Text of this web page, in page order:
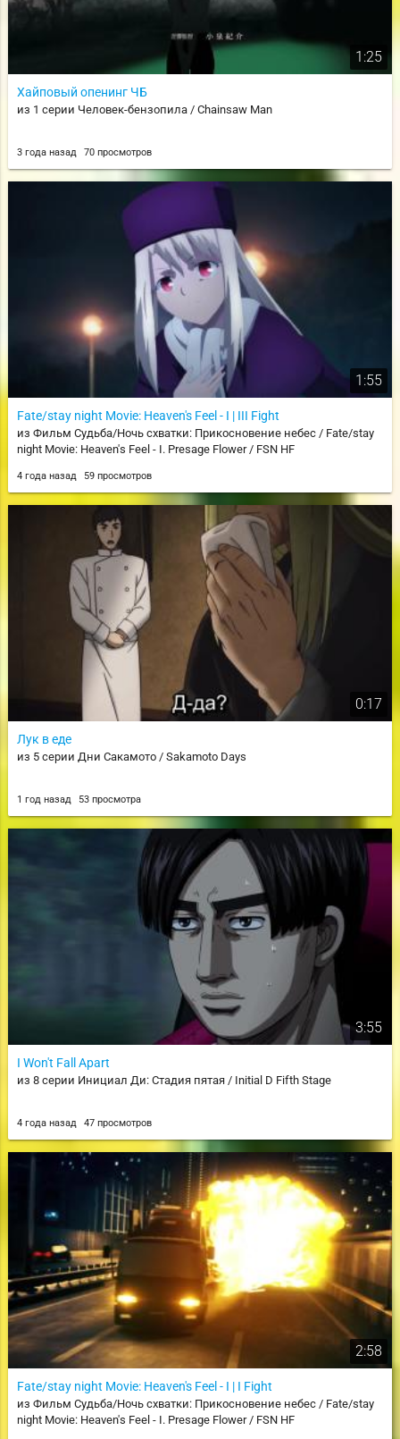
1:25
Хайповый опенинг ЧБ
из 1 серии Человек-бензопила / Chainsaw Man
3 года назад 70 просмотров
1:55
Fate/stay night Movie: Heaven's Feel - I | III Fight
из Фильм Судьба/Ночь схватки: Прикосновение небес / Fate/stay
night Movie: Heaven's Feel - I. Presage Flower / FSN HF
4 года назад 59 просмотров
0:17
Лук в еде
из 5 серии Дни Сакамото / Sakamoto Days
1 год назад 53 просмотра
3:55
I Won't Fall Apart
из 8 серии Инициал Ди: Стадия пятая / Initial D Fifth Stage
4 года назад 47 просмотров
2:58
Fate/stay night Movie: Heaven's Feel - I | I Fight
из Фильм Судьба/Ночь схватки: Прикосновение небес / Fate/stay
night Movie: Heaven's Feel - I. Presage Flower / FSN HF